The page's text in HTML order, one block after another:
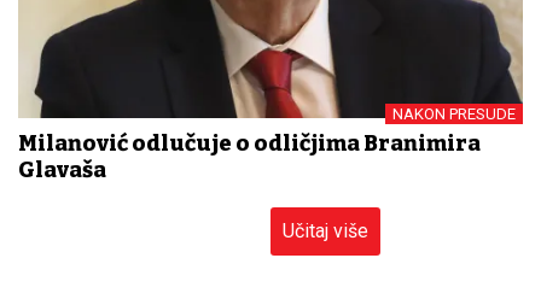
NAKON PRESUDE
Milanović odlučuje o odličjima Branimira
Glavaša
Učitaj više